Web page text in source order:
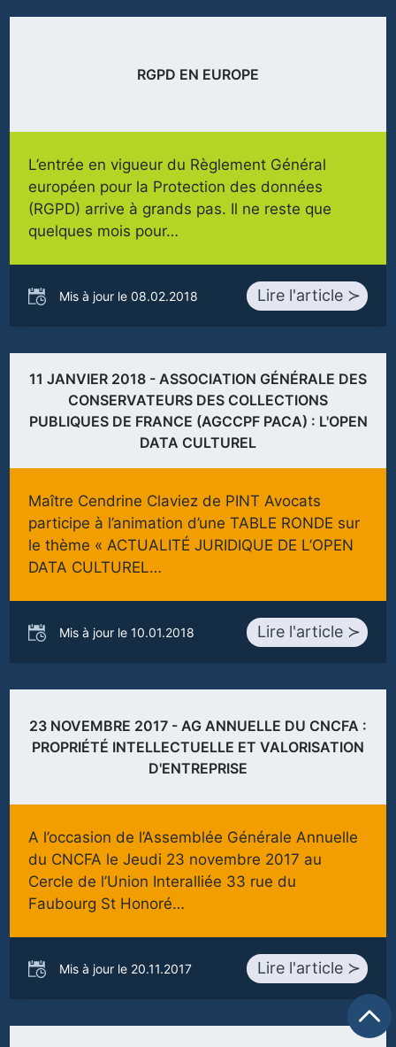
RGPD EN EUROPE
L’entrée en vigueur du Règlement Général
européen pour la Protection des données
(RGPD) arrive à grands pas. Il ne reste que
quelques mois pour…
Mis à jour le 08.02.2018 Lire l'article ≻
11 JANVIER 2018 - ASSOCIATION GÉNÉRALE DES
CONSERVATEURS DES COLLECTIONS
PUBLIQUES DE FRANCE (AGCCPF PACA) : L'OPEN
DATA CULTUREL
Maître Cendrine Claviez de PINT Avocats
participe à l’animation d’une TABLE RONDE sur
le thème « ACTUALITÉ JURIDIQUE DE L’OPEN
DATA CULTUREL…
Mis à jour le 10.01.2018 Lire l'article ≻
23 NOVEMBRE 2017 - AG ANNUELLE DU CNCFA :
PROPRIÉTÉ INTELLECTUELLE ET VALORISATION
D'ENTREPRISE
A l’occasion de l’Assemblée Générale Annuelle
du CNCFA le Jeudi 23 novembre 2017 au
Cercle de l’Union Interalliée 33 rue du
Faubourg St Honoré…
Mis à jour le 20.11.2017 Lire l'article ≻